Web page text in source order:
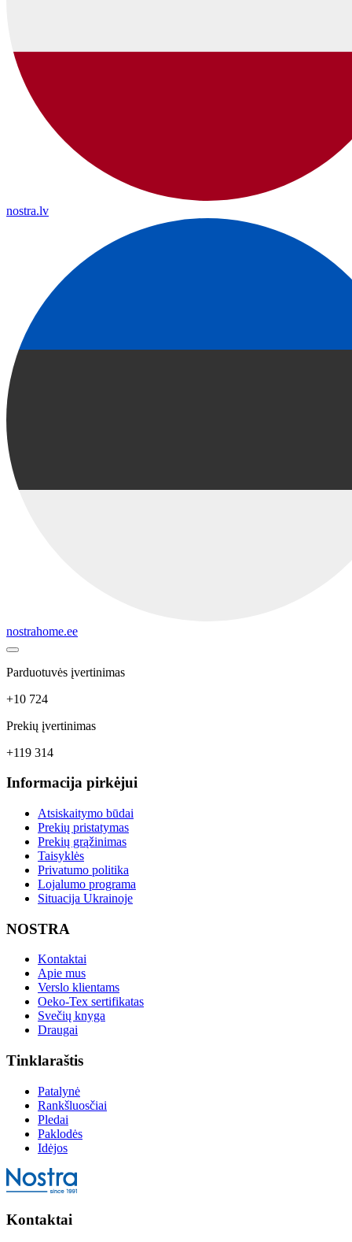
nostra.lv
nostrahome.ee
Parduotuvės įvertinimas
+10 724
Prekių įvertinimas
+119 314
Informacija pirkėjui
Atsiskaitymo būdai
Prekių pristatymas
Prekių grąžinimas
Taisyklės
Privatumo politika
Lojalumo programa
Situacija Ukrainoje
NOSTRA
Kontaktai
Apie mus
Verslo klientams
Oeko-Tex sertifikatas
Svečių knyga
Draugai
Tinklaraštis
Patalynė
Rankšluosčiai
Pledai
Paklodės
Idėjos
Kontaktai